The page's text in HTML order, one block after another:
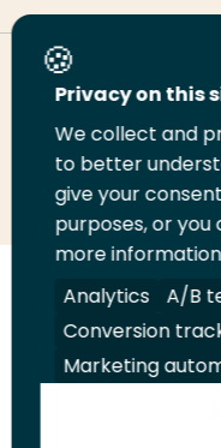
Deel deze pagina
Deel
LinkedIn
Deel
op
Twitter
Deel
op
Volg
ons
op
LinkedIn
Volg
ons
op
Facebook
Volg
ons
op
YouTube
Volg
ons
op
Juridisch Security
Privacy on this
We collect and
to better
give your
purposes, or you
more
Analytics
A/B
Conversion
Marketing